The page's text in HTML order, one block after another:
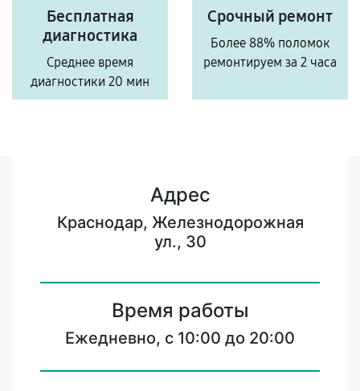
Бесплатная
диагностика
Среднее время
диагностики 20 мин
Срочный ремонт
Более 88% поломок
ремонтируем за 2 часа
Адрес
Краснодар, Железнодорожная
ул., 30
Время работы
Ежедневно, с 10:00 до 20:00